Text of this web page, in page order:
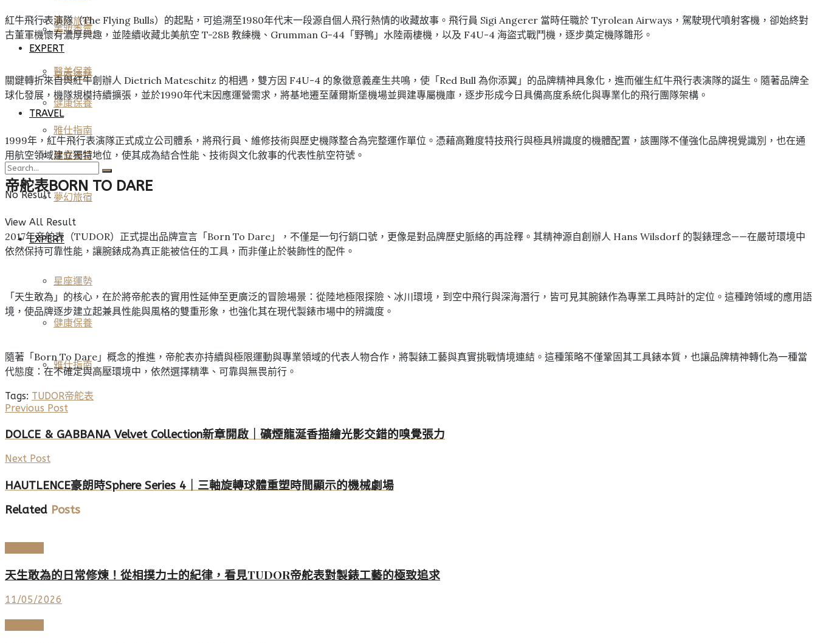
美妝香氛
醫美保養
TRAVEL
度假天堂
夢幻旅宿
EXPERT
星座運勢
健康保養
雅仕指南
夢幻旅宿
EXPERT
星座運勢
健康保養
雅仕指南
No Result
View All Result
紅牛飛行表演隊（The Flying Bulls）的起點，可追溯至1980年代末一段源自個人飛行熱情的收藏故事。飛行員 Sigi Angerer 當時任職於 Tyrolean Airways，駕駛現代噴射客機，卻始終對
古董軍機懷有濃厚興趣，並陸續收藏北美航空 T-28B 教練機、Grumman G-44「野鴨」水陸兩棲機，以及 F4U-4 海盜式戰鬥機，逐步奠定機隊雛形。
關鍵轉折來自與紅牛創辦人 Dietrich Mateschitz 的相遇，雙方因 F4U-4 的象徵意義產生共鳴，使「Red Bull 為你添翼」的品牌精神具象化，進而催生紅牛飛行表演隊的誕生。隨著品牌全
球化發展，機隊規模持續擴張，並於1990年代末因應運營需求，將基地遷至薩爾斯堡機場並興建專屬機庫，逐步形成今日具備高度系統化與專業化的飛行團隊架構。
1999年，紅牛飛行表演隊正式成立公司體系，將飛行員、維修技術與歷史機隊整合為完整運作單位。憑藉高難度特技飛行與極具辨識度的機體配置，該團隊不僅強化品牌視覺識別，也在通
用航空領域建立獨特地位，使其成為結合性能、技術與文化敘事的代表性航空符號。
帝舵表BORN TO DARE
2017年帝舵表（TUDOR）正式提出品牌宣言「Born To Dare」，不僅是一句行銷口號，更像是對品牌歷史脈絡的再詮釋。其精神源自創辦人 Hans Wilsdorf 的製錶理念——在嚴苛環境中
依然保持可靠性能，讓腕錶成為真正能被信任的工具，而非僅止於裝飾性的配件。
「天生敢為」的核心，在於將帝舵表的實用性延伸至更廣泛的冒險場景：從陸地極限探險、冰川環境，到空中飛行與深海潛行，皆可見其腕錶作為專業工具時計的定位。這種跨領域的應用語
境，使品牌逐步建立起兼具性能與風格的雙重形象，也強化其在現代製錶市場中的辨識度。
隨著「Born To Dare」概念的推進，帝舵表亦持續與極限運動與專業領域的代表人物合作，將製錶工藝與真實挑戰情境連結。這種策略不僅鞏固其工具錶本質，也讓品牌精神轉化為一種當
代態度：在不確定與高壓環境中，依然選擇精準、可靠與無畏前行。
Tags: TUDOR帝舵表
Previous Post
DOLCE & GABBANA Velvet Collection新章開啟｜礦煙龍涎香描繪光影交錯的嗅覺張力
Next Post
HAUTLENCE豪朗時Sphere Series 4｜三軸旋轉球體重塑時間顯示的機械劇場
Related Posts
天生敢為的日常修煉！從相撲力士的紀律，看見TUDOR帝舵表對製錶工藝的極致追求
11/05/2026